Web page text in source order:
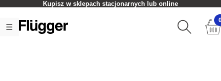
Kupisz w sklepach stacjonarnych lub online